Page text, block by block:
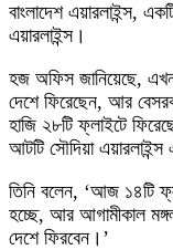
বাংলাদেশ এয়ারলাইন্স,
এয়ারলাইন্স।
হজ অফিস জানিয়েছে,
দেশে ফিরেছেন, আর
হাজি ২৮টি ফ্লাইটে
আটটি সৌদিয়া
তিনি বলেন, ‘আজ ১৪টি
হচ্ছে, আর আগামীকাল
দেশে ফিরবেন।’